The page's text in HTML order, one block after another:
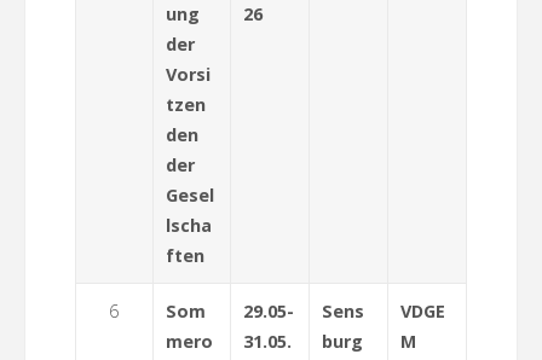
ung
der
Vorsi
tzen
den
der
Gesel
lscha
ften
26
6
Som
mero
29.05-
31.05.
Sens
burg
VDGE
M